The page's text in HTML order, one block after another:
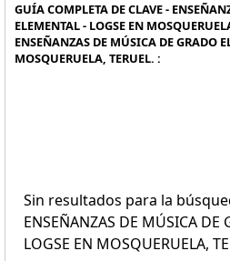
GUÍA COMPLETA DE CLAVE -
ELEMENTAL - LOGSE EN
ENSEÑANZAS DE MÚSICA DE GRADO
MOSQUERUELA, TERUEL. :
Sin resultados para la
ENSEÑANZAS DE MÚSICA DE
LOGSE EN MOSQUERUELA,